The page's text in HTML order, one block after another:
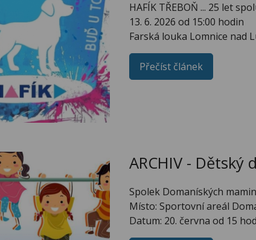
HAFÍK TŘEBOŇ ... 25 let
13. 6. 2026 od 15:00 hodin
Farská louka Lomnice nad
Přečíst článek
ARCHIV - Dětský
Spolek Domaníských
Místo: Sportovní areál
Datum: 20. června od 15